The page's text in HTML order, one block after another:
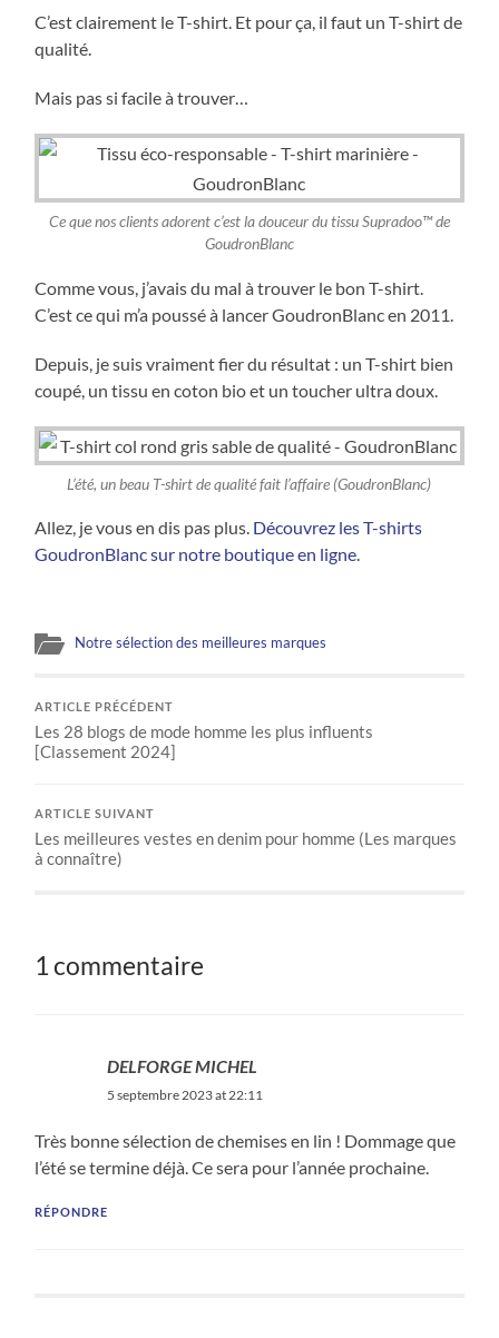
C’est clairement le T-shirt. Et pour ça, il faut un T-shirt de
qualité.
Mais pas si facile à trouver…
Ce que nos clients adorent c’est la douceur du tissu Supradoo™ de
GoudronBlanc
Comme vous, j’avais du mal à trouver le bon T-shirt.
C’est ce qui m’a poussé à lancer GoudronBlanc en 2011.
Depuis, je suis vraiment fier du résultat : un T-shirt bien
coupé, un tissu en coton bio et un toucher ultra doux.
L’été, un beau T-shirt de qualité fait l’affaire (GoudronBlanc)
Allez, je vous en dis pas plus. Découvrez les T-shirts
GoudronBlanc sur notre boutique en ligne.
Notre sélection des meilleures marques
ARTICLE PRÉCÉDENT
Les 28 blogs de mode homme les plus influents
[Classement 2024]
ARTICLE SUIVANT
Les meilleures vestes en denim pour homme (Les marques
à connaître)
1 commentaire
DELFORGE MICHEL
5 septembre 2023 at 22:11
Très bonne sélection de chemises en lin ! Dommage que
l’été se termine déjà. Ce sera pour l’année prochaine.
RÉPONDRE